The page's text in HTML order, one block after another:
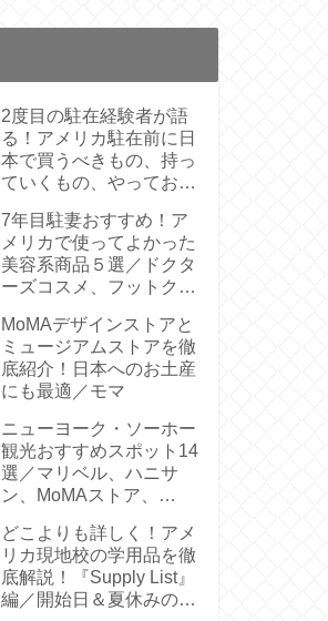
2度目の駐在経験者が語
る！アメリカ駐在前に日
本で買うべきもの、持っ
ていくもの、やっておく
イド➀/赴任前】／渡米準
備
7年目駐妻おすすめ！ア
メリカで使ってよかった
美容系商品５選／ドクタ
ーズコスメ、フットクリ
MoMAデザインストアと
ミュージアムストアを徹
底紹介！日本へのお土産
にも最適／モマ
ニューヨーク・ソーホー
観光おすすめスポット14
選／マリベル、ハニサ
ン、MoMAストア、
ターズロケ地
どこよりも詳しく！アメ
リカ現地校の学用品を徹
底解説！『Supply List』
編／開始日＆夏休みの宿